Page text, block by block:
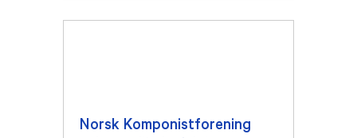
Norsk Komponistforening